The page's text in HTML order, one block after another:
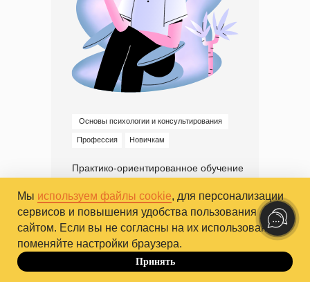
Практико-ориентированное обучение
для тех, кто хочет получить новую
профессию и сразу начать работать
с клиентами
Попробуете разные виды
психологических практик — всего
За один год освоите ключевые
навыки психолога-консультанта
Основы психологии и консультирования
Профессия Новичкам
Мы используем файлы cookie, для персонализации
сервисов и повышения удобства пользования
сайтом. Если вы не согласны на их использование,
поменяйте настройки браузера.
Принять
До 10.10